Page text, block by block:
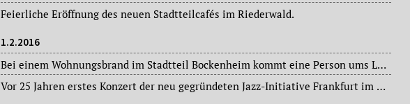
Feierliche Eröffnung des neuen Stadtteilcafés im Riederwald.
1.2.2016
Bei einem Wohnungsbrand im Stadtteil Bockenheim kommt eine Person ums Leben.
Vor 25 Jahren erstes Konzert der neu gegründeten Jazz-Initiative Frankfurt im Titania im Stadtteil Bockenheim.